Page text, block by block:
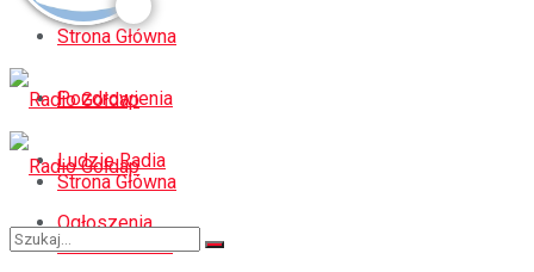
Strona Główna
Pozdrowienia
Ludzie Radia
Ogłoszenia
Strona Główna
Pozdrowienia